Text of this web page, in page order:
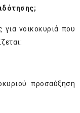
νοικοκυριά που
προσαύξηση